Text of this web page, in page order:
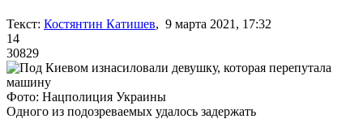
Текст: Костянтин Катишев, 9 марта 2021, 17:32
14
30829
Фото: Нацполиция Украины
Одного из подозреваемых удалось задержать